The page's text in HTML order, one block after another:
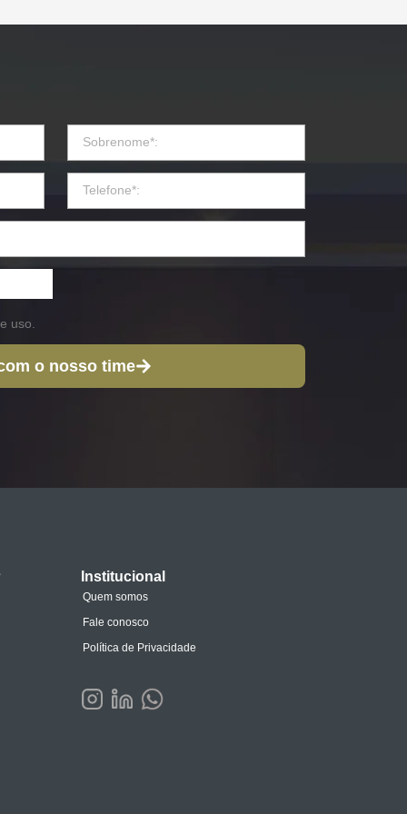
uso.
o nosso time
Institucional
Quem somos
Fale conosco
Política de Privacidade